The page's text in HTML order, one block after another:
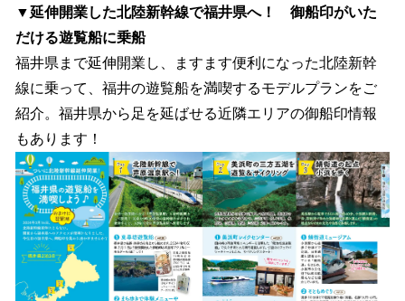
▼延伸開業した北陸新幹線で福井県へ！ 御船印がいた
だける遊覧船に乗船
福井県まで延伸開業し、ますます便利になった北陸新幹
線に乗って、福井の遊覧船を満喫するモデルプランをご
紹介。福井県から足を延ばせる近隣エリアの御船印情報
もあります！